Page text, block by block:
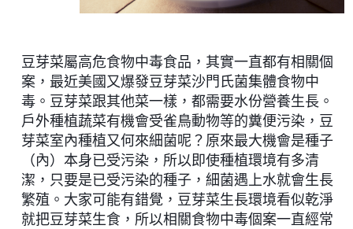
豆芽菜屬高危食物中毒食品 ， 其實一直都有相關個
案，最近美國又爆發豆芽菜沙門氏菌集體食物中
毒。豆芽菜跟其他菜一樣，都需要水份營養生長。
戶外種植蔬菜有機會受雀鳥動物等的糞便污染，豆
芽菜室內種植又何來細菌呢？原來最大機會是種子
（內）本身已受污染，所以即使種植環境有多清
潔，只要是已受污染的種子，細菌遇上水就會生長
繁殖。大家可能有錯覺，豆芽菜生長環境看似乾淨
就把豆芽菜生食，所以相關食物中毒個案一直經常